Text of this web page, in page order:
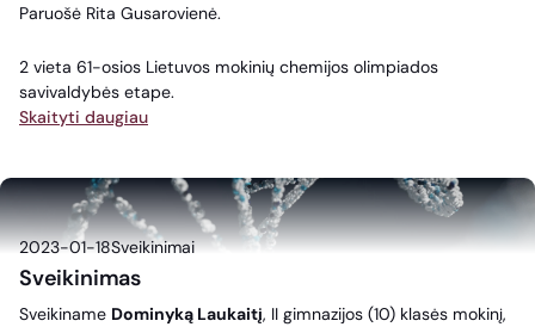
Paruošė Rita Gusarovienė.
2 vieta 61-osios Lietuvos mokinių chemijos olimpiados
savivaldybės etape.
Skaityti daugiau
2023-01-18Sveikinimai
Sveikinimas
Sveikiname Dominyką Laukaitį, II gimnazijos (10) klasės mokinį,